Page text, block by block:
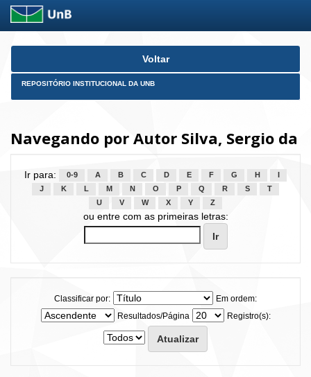
Skip
Voltar
REPOSITÓRIO INSTITUCIONAL DA UNB
Navegando por Autor Silva, Sergio da
Ir para: 0-9 A B C D E F G H
J
K L M N O P Q R S
T
U
V W X Y Z
ou entre com as primeiras letras:
Classificar por:
Em ordem:
Resultados/Página
Registro(s):